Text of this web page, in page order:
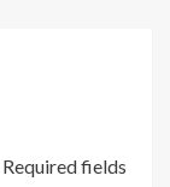
Required fields